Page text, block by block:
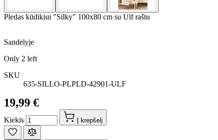
Pledas kūdikiui "Silky" 100x80 cm su Ulf raštu
Sandėlyje
Only 2 left
SKU
635-SILLO-PLPLD-42901-ULF
19,99 €
Kiekis Į krepšelį